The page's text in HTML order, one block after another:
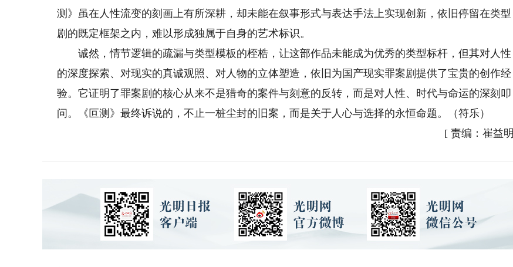
测》虽在人性流变的刻画上有所深耕，却未能在叙事形式与表达手法上实现创新，依旧停留在类型
剧的既定框架之内，难以形成独属于自身的艺术标识。
诚然，情节逻辑的疏漏与类型模板的桎梏，让这部作品未能成为优秀的类型标杆，但其对人性
的深度探索、对现实的真诚观照、对人物的立体塑造，依旧为国产现实罪案剧提供了宝贵的创作经
验。它证明了罪案剧的核心从来不是猎奇的案件与刻意的反转，而是对人性、时代与命运的深刻叩
问。《叵测》最终诉说的，不止一桩尘封的旧案，而是关于人心与选择的永恒命题。（符乐）
[ 责编：崔益明